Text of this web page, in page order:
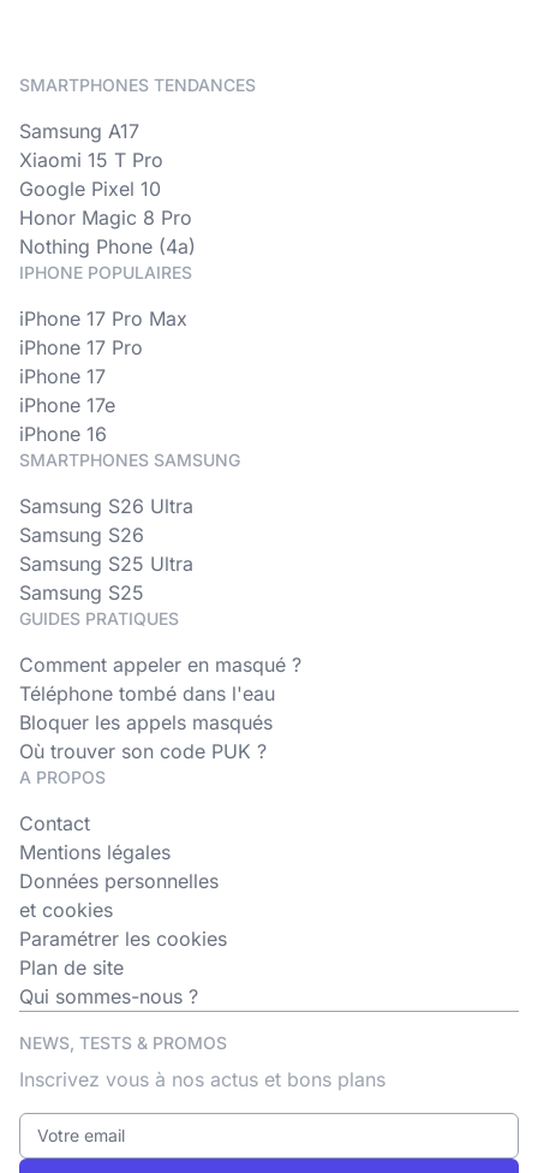
SMARTPHONES TENDANCES
Samsung A17
Xiaomi 15 T Pro
Google Pixel 10
Honor Magic 8 Pro
Nothing Phone (4a)
IPHONE POPULAIRES
iPhone 17 Pro Max
iPhone 17 Pro
iPhone 17
iPhone 17e
iPhone 16
SMARTPHONES SAMSUNG
Samsung S26 Ultra
Samsung S26
Samsung S25 Ultra
Samsung S25
GUIDES PRATIQUES
Comment appeler en masqué ?
Téléphone tombé dans l'eau
Bloquer les appels masqués
Où trouver son code PUK ?
A PROPOS
Contact
Mentions légales
Données personnelles
et cookies
Paramétrer les cookies
Plan de site
Qui sommes-nous ?
NEWS, TESTS & PROMOS
Inscrivez vous à nos actus et bons plans